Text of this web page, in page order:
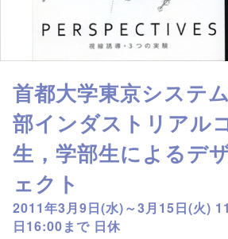
首都大学東京システ
部インダストリアル
生，学部生によるデ
ェクト
2011年3月9日(水)～3月15日(火)
日16:00まで 日休